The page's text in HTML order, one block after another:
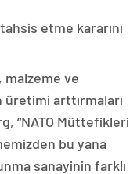
etme kararını
malzeme ve
üretimi arttırmaları
“NATO Müttefikleri
bu yana
sanayinin farklı